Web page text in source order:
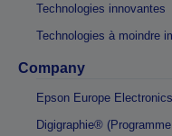
Technologies innovantes
Technologies à moindre
Company
Epson Europe Electronics
Digigraphie®